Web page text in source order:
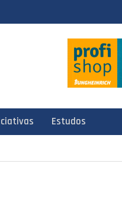
Estudos